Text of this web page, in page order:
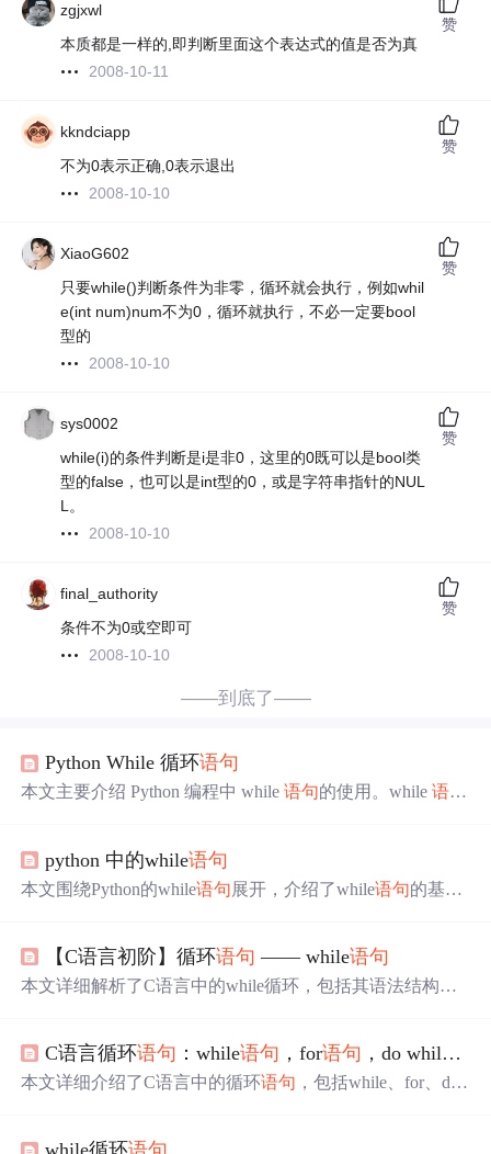
zgjxwl
本质都是一样的,即判断里面这个表达式的值是否为真
2008-10-11
赞
kkndciapp
不为0表示正确,0表示退出
2008-10-10
赞
XiaoG602
只要while()判断条件为非零，循环就会执行，例如whil
e(int num)num不为0，循环就执行，不必一定要bool
型的
2008-10-10
赞
sys0002
while(i)的条件判断是i是非0，这里的0既可以是bool类
型的false，也可以是int型的0，或是字符串指针的NUL
L。
2008-10-10
赞
final_authority
条件不为0或空即可
2008-10-10
赞
——到底了——
Python While 循环语句
本文主要介绍 Python 编程中 while语句的使用。while语句
和 break 命令，以及无限循环、循环使用 else
语句组的用法。
python 中的while语句
本文围绕Python的while语句展开，介绍了while语句的基本
使用。最后通过打印九九乘法表、猜数字游戏、实现命令
行提示符雏形等练习巩固知识。
【C语言初阶】循环语句 —— while语句
本文详细解析了C语言中的while循环，包括其语法结构、
C语言循环语句 ：while语句 ，for语句 ，do while 语句
本文详细介绍了C语言中的循环语句 ，包括while、for、do